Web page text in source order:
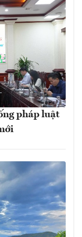
pháp luật